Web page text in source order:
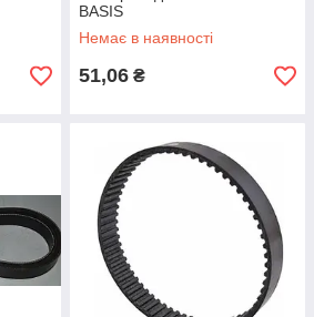
BASIS
Немає в наявності
51,06 ₴